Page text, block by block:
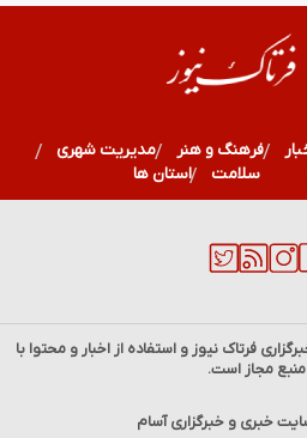
فرهنگ و هنر
مدیریت شهری
سلامت استان ها
فرتاک نیوز و استفاده از اخبار و محتوا با
مجاز است.
خبری و خبرگزاری آسام